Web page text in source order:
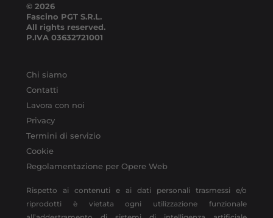
© 2026
Fascino PGT S.R.L.
All rights reserved.
P.IVA 03632721001
Chi siamo
Contatti
Lavora con noi
Privacy
Termini di servizio
Cookie
Regolamentazione per Opere Web
Rispetto ai contenuti e ai dati personali trasmessi e/o
riprodotti è vietata ogni utilizzazione funzionale